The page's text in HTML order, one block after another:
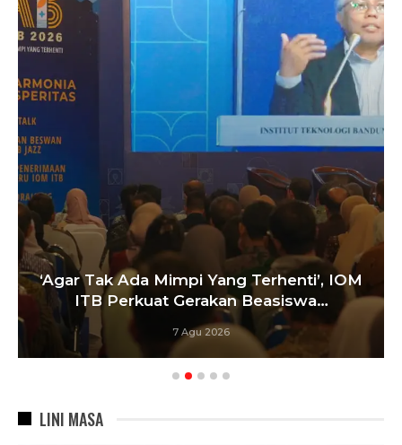
‘Agar Tak Ada Mimpi Yang Terhenti’, IOM
ITB Perkuat Gerakan Beasiswa…
7 Agu 2026
LINI MASA